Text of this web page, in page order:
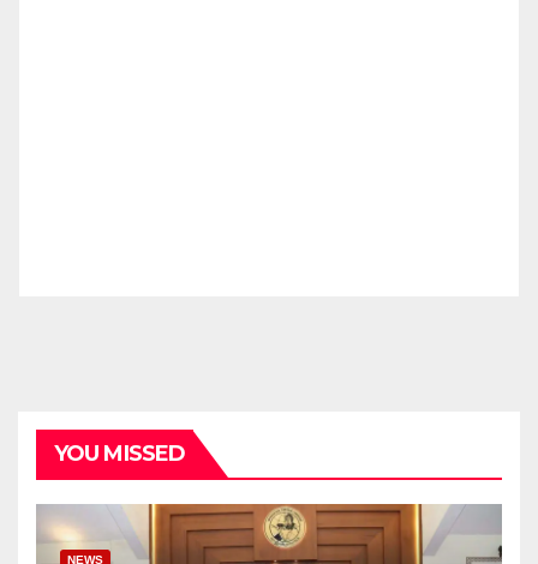
YOU MISSED
NEWS